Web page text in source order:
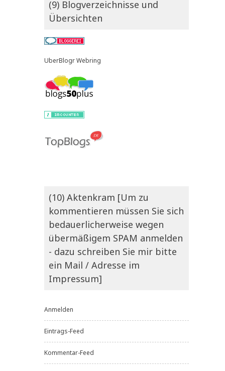
(9) Blogverzeichnisse und
Übersichten
UberBlogr Webring
(10) Aktenkram [Um zu
kommentieren müssen Sie sich
bedauerlicherweise wegen
übermäßigem SPAM anmelden
- dazu schreiben Sie mir bitte
ein Mail / Adresse im
Impressum]
Anmelden
Eintrags-Feed
Kommentar-Feed